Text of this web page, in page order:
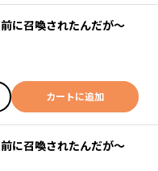
に召喚されたんだが～
カートに追加
に召喚されたんだが～